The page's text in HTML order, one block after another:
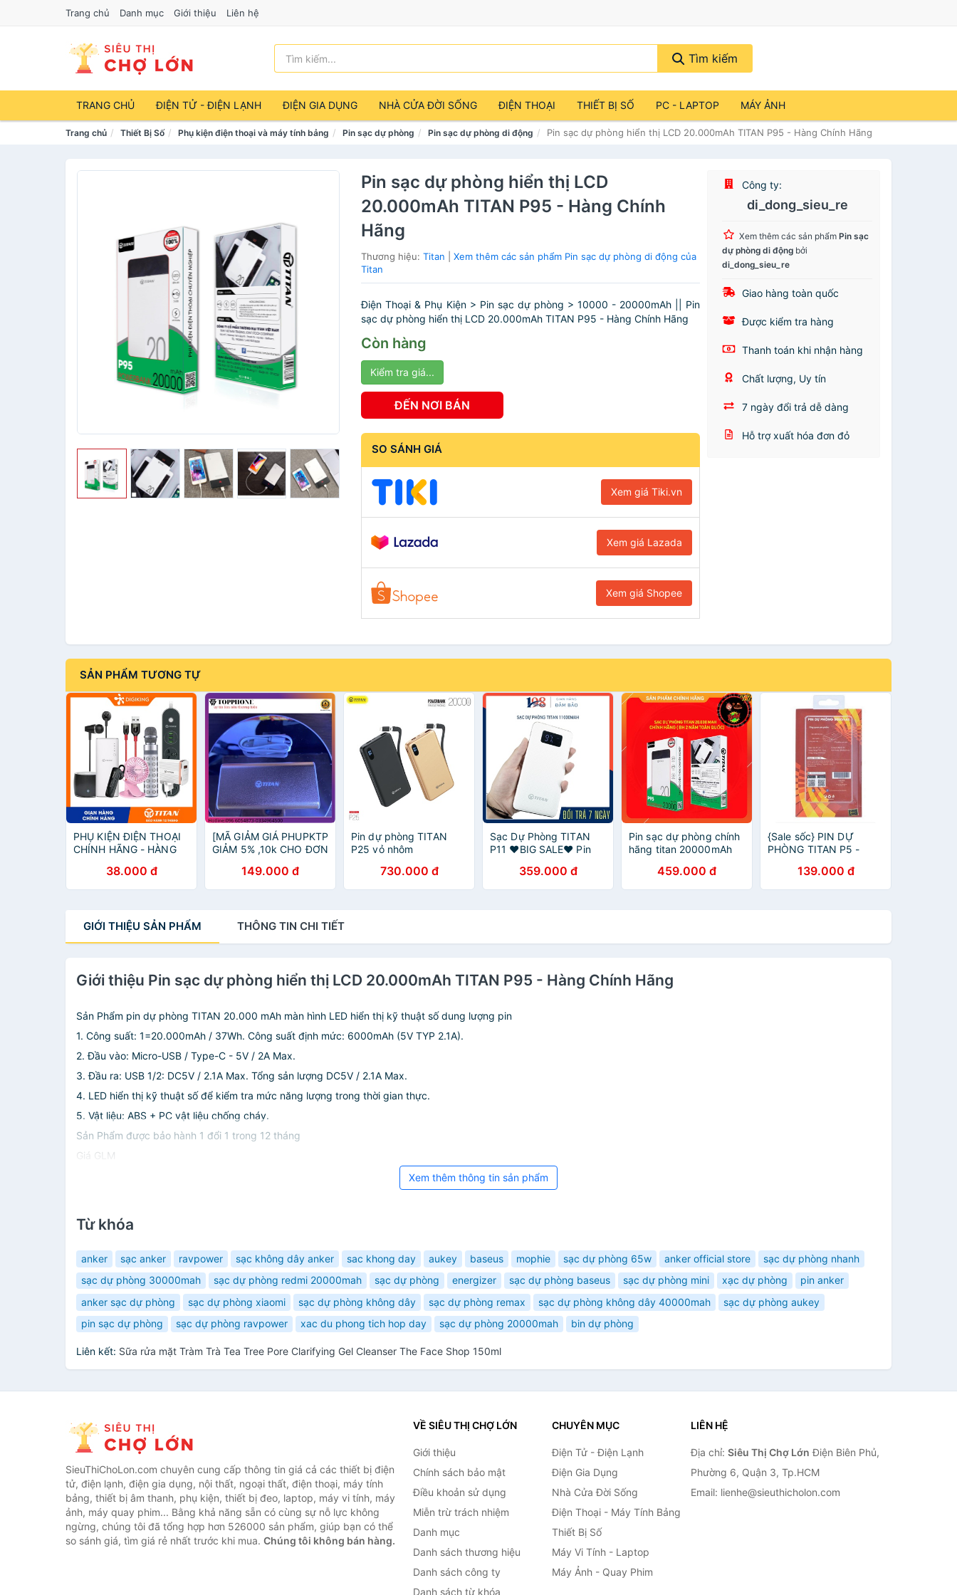
Trang chủ Danh mục Giới thiệu Liên hệ
Tìm kiếm
TRANG CHỦ ĐIỆN TỬ - ĐIỆN LẠNH ĐIỆN GIA DỤNG NHÀ CỬA ĐỜI SỐNG ĐIỆN THOẠI THIẾT BỊ SỐ PC - LAPTOP MÁY ẢNH
Trang chủ Thiết Bị Số Phụ kiện điện thoại và máy tính bảng Pin sạc dự phòng Pin sạc dự phòng di động Pin sạc dự phòng hiển thị LCD 20.000mAh TITAN P95 - Hàng Chính Hãng
Pin sạc dự phòng hiển thị LCD
20.000mAh TITAN P95 - Hàng Chính
Hãng
Thương hiệu:Titan |Xem thêm các sản phẩm Pin sạc dự phòng di động của
Titan
Điện Thoại & Phụ Kiện > Pin sạc dự phòng > 10000 - 20000mAh || Pin
sạc dự phòng hiển thị LCD 20.000mAh TITAN P95 - Hàng Chính Hãng
Còn hàng
Kiểm tra giá...
ĐẾN NƠI BÁN
SO SÁNH GIÁ
Xem giá Tiki.vn
Xem giá Lazada
Xem giá Shopee
Công ty:
di_dong_sieu_re
Xem thêm các sản phẩmPin sạc
dự phòng di động bởi
di_dong_sieu_re
Giao hàng toàn quốc
Được kiểm tra hàng
Thanh toán khi nhận hàng
Chất lượng, Uy tín
7 ngày đổi trả dễ dàng
Hỗ trợ xuất hóa đơn đỏ
SẢN PHẨM TƯƠNG TỰ
PHỤ KIỆN ĐIỆN THOẠI
CHÍNH HÃNG - HÀNG
phòng / sạc cáp / tai
nghe)
38.000 đ
[MÃ GIẢM GIÁ PHUPKTP
GIẢM 5% ,10k CHO ĐƠN
TITAN 5000Mah kim
loại cao cấp
149.000 đ
Pin dự phòng TITAN
P25 vỏ nhôm
hàng chính hãng(Tặng
mã Freeship Extra toàn
730.000 đ
Sạc Dự Phòng TITAN
P11 ❤️BIG SALE❤️ Pin
Sạc Nhanh 11.000mah
Bảo hành chính hãng
359.000 đ
Pin sạc dự phòng chính
hãng titan 20000mAh
459.000 đ
{Sale sốc} PIN DỰ
PHÒNG TITAN P5 -
HÃNG/HÌNH THẬT}
139.000 đ
GIỚI THIỆU SẢN PHẨM THÔNG TIN CHI TIẾT
Giới thiệu Pin sạc dự phòng hiển thị LCD 20.000mAh TITAN P95 - Hàng Chính Hãng
Sản Phẩm pin dự phòng TITAN 20.000 mAh màn hình LED hiển thị kỹ thuật số dung lượng pin
1. Công suất: 1=20.000mAh / 37Wh. Công suất định mức: 6000mAh (5V TYP 2.1A).
2. Đầu vào: Micro-USB / Type-C - 5V / 2A Max.
3. Đầu ra: USB 1/2: DC5V / 2.1A Max. Tổng sản lượng DC5V / 2.1A Max.
4. LED hiển thị kỹ thuật số để kiểm tra mức năng lượng trong thời gian thực.
5. Vật liệu: ABS + PC vật liệu chống cháy.
Sản Phẩm được bảo hành 1 đổi 1 trong 12 tháng
Giá GLM
Xem thêm thông tin sản phẩm
Từ khóa
anker sạc anker ravpower sạc không dây anker sac khong day aukey baseus mophie sạc dự phòng 65w anker official store
sạc dự phòng nhanh
sạc dự phòng 30000mah
sạc dự phòng redmi 20000mah sạc dự phòng energizer sạc dự phòng baseus sạc dự phòng mini xạc dự phòng
pin anker
anker sạc dự phòng
sạc dự phòng xiaomi sạc dự phòng không dây sạc dự phòng remax sạc dự phòng không dây 40000mah
sạc dự phòng aukey
pin sạc dự phòng
sạc dự phòng ravpower xac du phong tich hop day sạc dự phòng 20000mah bin dự phòng
Liên kết: Sữa rửa mặt Tràm Trà Tea Tree Pore Clarifying Gel Cleanser The Face Shop 150ml
SieuThiChoLon.com chuyên cung cấp thông tin giá cả các thiết bị điện
tử, điện lạnh, điện gia dụng, nội thất, ngoại thất, điện thoại, máy tính
bảng, thiết bị âm thanh, phụ kiện, thiết bị đeo, laptop, máy vi tính, máy
ảnh, máy quay phim... Bằng khả năng sẵn có cùng sự nỗ lực không
ngừng, chúng tôi đã tổng hợp hơn 526000 sản phẩm, giúp bạn có thể
so sánh giá, tìm giá rẻ nhất trước khi mua. Chúng tôi không bán hàng.
VỀ SIÊU THỊ CHỢ LỚN
Giới thiệu
Chính sách bảo mật
Điều khoản sử dụng
Miễn trừ trách nhiệm
Danh mục
Danh sách thương hiệu
Danh sách công ty
Danh sách từ khóa
CHUYÊN MỤC
Điện Tử - Điện Lạnh
Điện Gia Dụng
Nhà Cửa Đời Sống
Điện Thoại - Máy Tính Bảng
Thiết Bị Số
Máy Vi Tính - Laptop
Máy Ảnh - Quay Phim
LIÊN HỆ
Địa chỉ: Siêu Thị Chợ Lớn Điện Biên Phủ,
Phường 6, Quận 3, Tp.HCM
Email: lienhe@sieuthicholon.com